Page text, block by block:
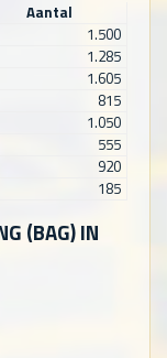
Aantal
1.500
1.285
1.605
815
1.050
555
920
185
(BAG) IN